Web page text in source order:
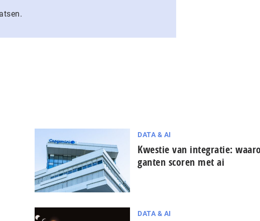
DATA & AI
Kwestie van integratie:
gan­ten scoren met ai
DATA & AI